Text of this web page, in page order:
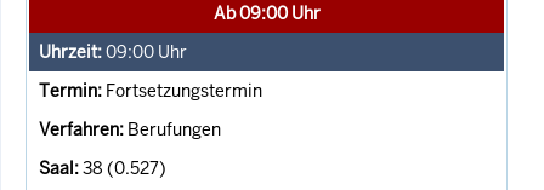
Ab 09:00 Uhr
09:00 Uhr
Fortsetzungstermin
Berufungen
38 (0.527)